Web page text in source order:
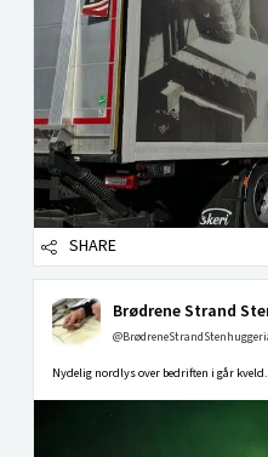
SHARE
Brødrene Strand
Nydelig nordlys over bedriften i går